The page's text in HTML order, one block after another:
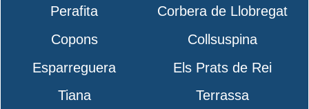
Perafita
Corbera de Llobregat
Copons
Collsuspina
Esparreguera
Els Prats de Rei
Tiana
Terrassa